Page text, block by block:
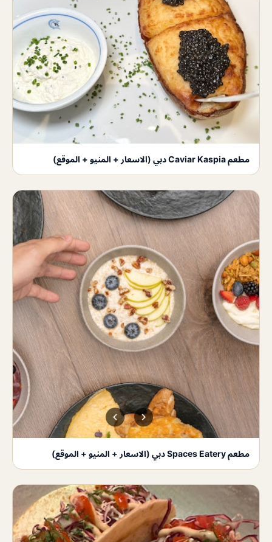
مطعم Caviar Kaspia دبي (الاسعار + المنيو + الموقع)
مطعم Spaces Eatery دبي (الاسعار + المنيو + الموقع)